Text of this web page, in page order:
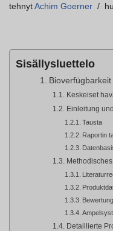
tehnyt Achim Goerner
Sisällysluettelo
Keskeiset
Einleitung
Tausta
Raportin
Detaillierte